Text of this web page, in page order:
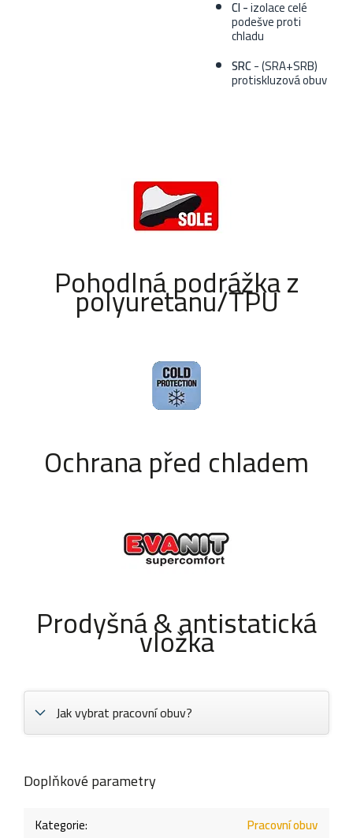
CI -izolace celé
podešve proti
chladu
SRC- (SRA+SRB)
protiskluzová obuv
Pohodlná podrážka z
polyuretanu/TPU
Ochrana před chladem
Prodyšná & antistatická
vložka
Jak vybrat pracovní obuv?
Doplňkové parametry
Kategorie:
Pracovní obuv